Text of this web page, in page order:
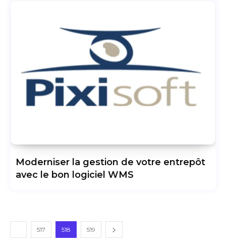
Moderniser la gestion de votre entrepôt
avec le bon logiciel WMS
517 518 519